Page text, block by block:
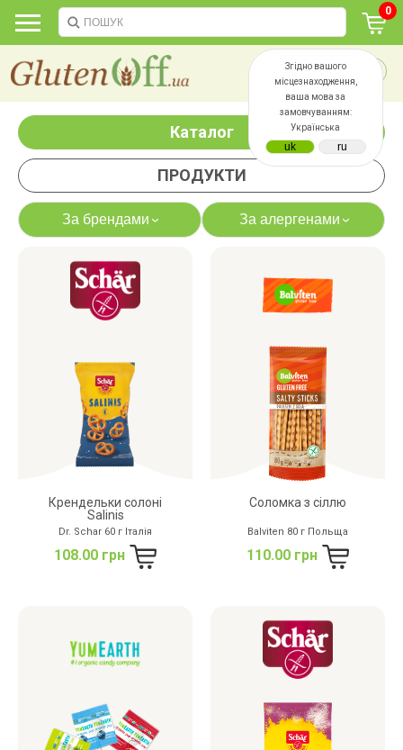
Згідно вашого
місцезнаходження,
ваша мова за
замовчуванням:
Українська
0
Каталог
ПРОДУКТИ
За брендами› За алергенами›
яєць
казеїну сої
білку
Крендельки солоні
Salinis
Dr. Schar 60 г Італія
108.00 грн
Соломка з сіллю
Balviten 80 г Польща
110.00 грн